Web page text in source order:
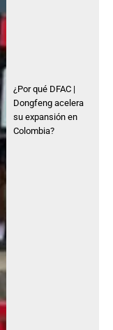
¿Por qué DFAC |
Dongfeng acelera
su expansión en
Colombia?